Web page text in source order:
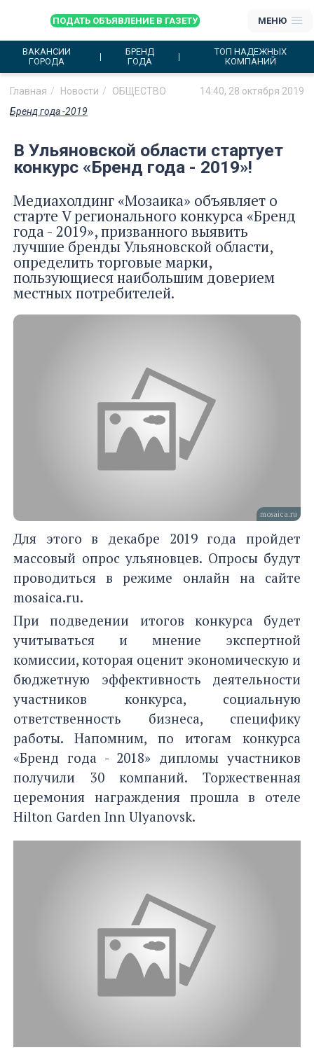
ПОДАТЬ ОБЪЯВЛЕНИЕ В ГАЗЕТУ МЕНЮ
ВАКАНСИИ
ГОРОДА
БРЕНД
ГОДА
ТОП НАДЕЖНЫХ
КОМПАНИЙ
Главная Новости ОБЩЕСТВО
14:40, 28 октября 2019
Бренд года -2019
В Ульяновской области стартует
конкурс «Бренд года - 2019»!
Медиахолдинг «Мозаика» объявляет о
старте V регионального конкурса «Бренд
года - 2019», призванного выявить
лучшие бренды Ульяновской области,
определить торговые марки,
пользующиеся наибольшим доверием
местных потребителей.
mosaica.ru
Для этого в декабре 2019 года пройдет
массовый опрос ульяновцев. Опросы будут
проводиться в режиме онлайн на сайте
mosaica.ru.
При подведении итогов конкурса будет
учитываться и мнение экспертной
комиссии, которая оценит экономическую и
бюджетную эффективность деятельности
участников конкурса, социальную
ответственность бизнеса, специфику
работы. Напомним, по итогам конкурса
«Бренд года - 2018» дипломы участников
получили 30 компаний. Торжественная
церемония награждения прошла в отеле
Hilton Garden Inn Ulyanovsk.